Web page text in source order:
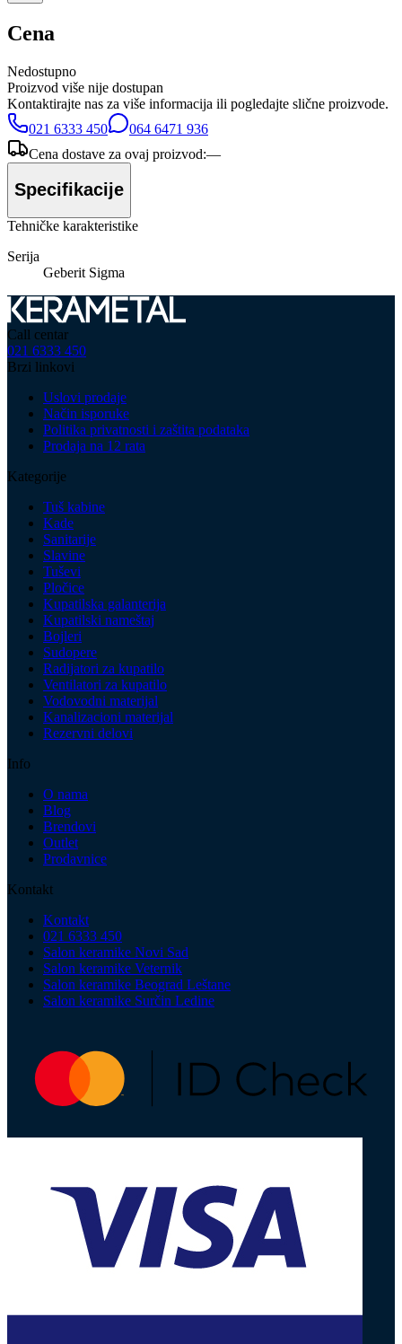
Cena
Nedostupno
Proizvod više nije dostupan
Kontaktirajte nas za više informacija ili pogledajte slične proizvode.
021 6333 450
064 6471 936
Cena dostave za ovaj proizvod:—
Specifikacije
Tehničke karakteristike
Serija
Geberit Sigma
Call centar
021 6333 450
Brzi linkovi
Uslovi prodaje
Način isporuke
Politika privatnosti i zaštita podataka
Prodaja na 12 rata
Kategorije
Tuš kabine
Kade
Sanitarije
Slavine
Tuševi
Pločice
Kupatilska galanterija
Kupatilski nameštaj
Bojleri
Sudopere
Radijatori za kupatilo
Ventilatori za kupatilo
Vodovodni materijal
Kanalizacioni materijal
Rezervni delovi
Info
O nama
Blog
Brendovi
Outlet
Prodavnice
Kontakt
Kontakt
021 6333 450
Salon keramike Novi Sad
Salon keramike Veternik
Salon keramike Beograd Leštane
Salon keramike Surčin Ledine